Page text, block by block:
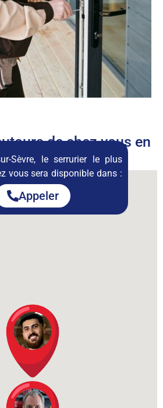
de chez vous en
Sèvre, le serrurier le plus
vous sera disponible dans :
Appeler